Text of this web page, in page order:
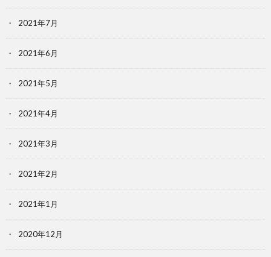
2021年7月
2021年6月
2021年5月
2021年4月
2021年3月
2021年2月
2021年1月
2020年12月